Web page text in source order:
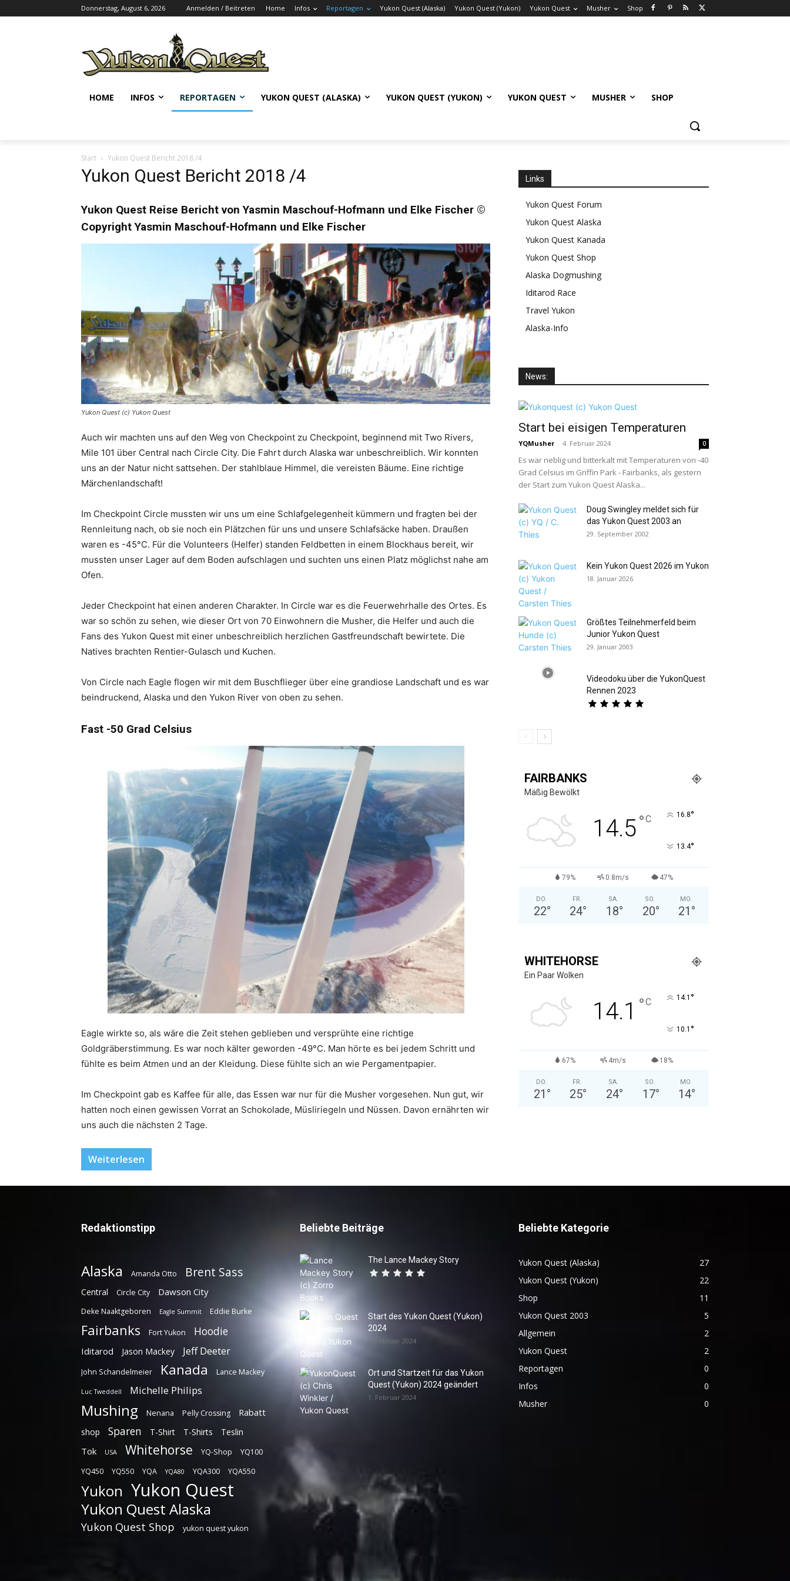
Donnerstag, August 6, 2026 Anmelden / Beitreten Home Infos Reportagen Yukon Quest (Alaska) Yukon Quest (Yukon) Yukon Quest Musher Shop
HOME INFOS REPORTAGEN YUKON QUEST (ALASKA) YUKON QUEST (YUKON) YUKON QUEST MUSHER SHOP
Start Yukon Quest Bericht 2018 /4
Yukon Quest Bericht 2018 /4
Yukon Quest Reise Bericht von Yasmin Maschouf-Hofmann und Elke Fischer ©
Copyright Yasmin Maschouf-Hofmann und Elke Fischer
Yukon Quest (c) Yukon Quest
Auch wir machten uns auf den Weg von Checkpoint zu Checkpoint, beginnend mit Two Rivers,
Mile 101 über Central nach Circle City. Die Fahrt durch Alaska war unbeschreiblich. Wir konnten
uns an der Natur nicht sattsehen. Der stahlblaue Himmel, die vereisten Bäume. Eine richtige
Märchenlandschaft!
Im Checkpoint Circle mussten wir uns um eine Schlafgelegenheit kümmern und fragten bei der
Rennleitung nach, ob sie noch ein Plätzchen für uns und unsere Schlafsäcke haben. Draußen
waren es -45°C. Für die Volunteers (Helfer) standen Feldbetten in einem Blockhaus bereit, wir
mussten unser Lager auf dem Boden aufschlagen und suchten uns einen Platz möglichst nahe am
Ofen.
Jeder Checkpoint hat einen anderen Charakter. In Circle war es die Feuerwehrhalle des Ortes. Es
war so schön zu sehen, wie dieser Ort von 70 Einwohnern die Musher, die Helfer und auch die
Fans des Yukon Quest mit einer unbeschreiblich herzlichen Gastfreundschaft bewirtete. Die
Natives brachten Rentier-Gulasch und Kuchen.
Von Circle nach Eagle flogen wir mit dem Buschflieger über eine grandiose Landschaft und es war
beindruckend, Alaska und den Yukon River von oben zu sehen.
Fast -50 Grad Celsius
Eagle wirkte so, als wäre die Zeit stehen geblieben und versprühte eine richtige
Goldgräberstimmung. Es war noch kälter geworden -49°C. Man hörte es bei jedem Schritt und
fühlte es beim Atmen und an der Kleidung. Diese fühlte sich an wie Pergamentpapier.
Im Checkpoint gab es Kaffee für alle, das Essen war nur für die Musher vorgesehen. Nun gut, wir
hatten noch einen gewissen Vorrat an Schokolade, Müsliriegeln und Nüssen. Davon ernährten wir
uns auch die nächsten 2 Tage.
Weiterlesen
Links
Yukon Quest Forum
Yukon Quest Alaska
Yukon Quest Kanada
Yukon Quest Shop
Alaska Dogmushing
Iditarod Race
Travel Yukon
Alaska-Info
News:
Start bei eisigen Temperaturen
YQMusher - 4. Februar 2024 0
Es war neblig und bitterkalt mit Temperaturen von -40
Grad Celsius im Griffin Park - Fairbanks, als gestern
der Start zum Yukon Quest Alaska...
Doug Swingley meldet sich für
das Yukon Quest 2003 an
29. September 2002
Kein Yukon Quest 2026 im Yukon
18. Januar 2026
Größtes Teilnehmerfeld beim
Junior Yukon Quest
29. Januar 2003
Videodoku über die YukonQuest
Rennen 2023
FAIRBANKS
Mäßig Bewölkt
14.5°C 16.8°
13.4°
79% 0.8m/s 47%
DO.
22°
FR.
24°
SA.
18°
SO.
20°
MO.
21 °
WHITEHORSE
Ein Paar Wolken
14.1 °C 14.1 °
10.1 °
67% 4m/s 18%
DO.
21 °
FR.
25°
SA.
24°
SO.
17°
MO.
14°
Redaktionstipp
Alaska Amanda Otto Brent Sass
Central Circle City Dawson City
Deke Naaktgeboren Eagle Summit Eddie Burke
Fairbanks Fort Yukon Hoodie
Iditarod Jason Mackey Jeff Deeter
John Schandelmeier Kanada Lance Mackey
Luc Tweddell Michelle Philips
Mushing Nenana Pelly Crossing Rabatt
shop Sparen T-Shirt T-Shirts Teslin
Tok USA Whitehorse YQ-Shop
YQ100
YQ450
YQ550 YQA YQA80 YQA300 YQA550
Yukon Yukon Quest
Yukon Quest Alaska
Yukon Quest Shop yukon quest yukon
Beliebte Beiträge
The Lance Mackey Story
Start des Yukon Quest (Yukon)
2024
4. Februar 2024
Ort und Startzeit für das Yukon
Quest (Yukon) 2024 geändert
1. Februar 2024
Beliebte Kategorie
Yukon Quest (Alaska)
27
Yukon Quest (Yukon)
22
Shop
11
Yukon Quest 2003
5
Allgemein
2
Yukon Quest
2
Reportagen
0
Infos
0
Musher
0